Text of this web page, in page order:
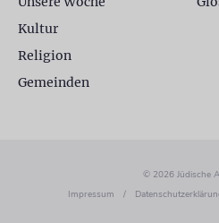
Kultur
Religion
Gemeinden
© 2026 Jüdische
Impressum
/